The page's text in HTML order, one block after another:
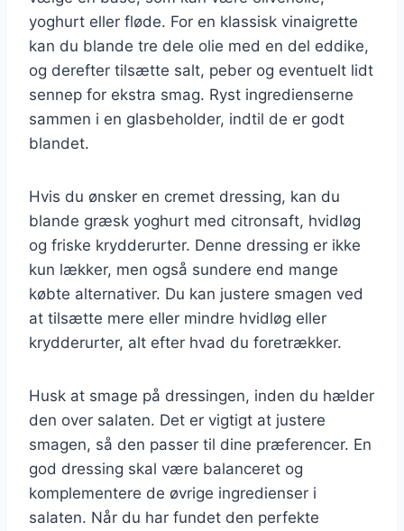
yoghurt eller fløde. For en klassisk vinaigrette
kan du blande tre dele olie med en del eddike,
og derefter tilsætte salt, peber og eventuelt lidt
sennep for ekstra smag. Ryst ingredienserne
sammen i en glasbeholder, indtil de er godt
blandet.
Hvis du ønsker en cremet dressing, kan du
blande græsk yoghurt med citronsaft, hvidløg
og friske krydderurter. Denne dressing er ikke
kun lækker, men også sundere end mange
købte alternativer. Du kan justere smagen ved
at tilsætte mere eller mindre hvidløg eller
krydderurter, alt efter hvad du foretrækker.
Husk at smage på dressingen, inden du hælder
den over salaten. Det er vigtigt at justere
smagen, så den passer til dine præferencer. En
god dressing skal være balanceret og
komplementere de øvrige ingredienser i
salaten. Når du har fundet den perfekte